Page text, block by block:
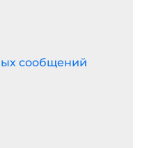
сообщений